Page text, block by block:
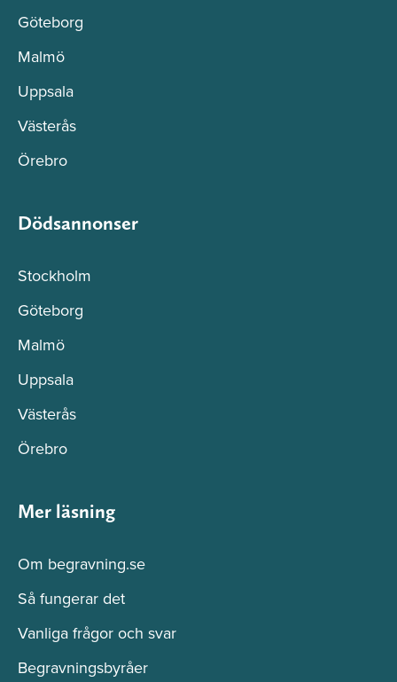
Göteborg
Malmö
Uppsala
Västerås
Örebro
Dödsannonser
Stockholm
Göteborg
Malmö
Uppsala
Västerås
Örebro
Mer läsning
Om begravning.se
Så fungerar det
Vanliga frågor och svar
Begravningsbyråer